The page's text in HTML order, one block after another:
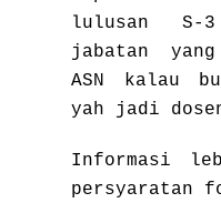
lulusan S-3
jabatan
ASN kalau
yah jadi
Informasi
persyaratan